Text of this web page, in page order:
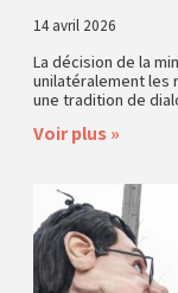
14 avril 2026
La décision de la
unilatéralement les
une tradition de
Voir plus »